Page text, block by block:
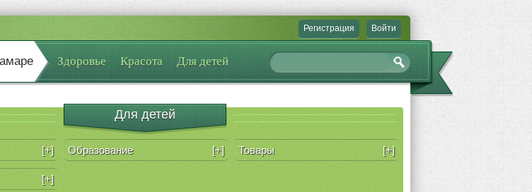
Регистрация Войти
Здоровье Красота Для детей
Для детей
[+] Образование [+] Товары [+]
[+]